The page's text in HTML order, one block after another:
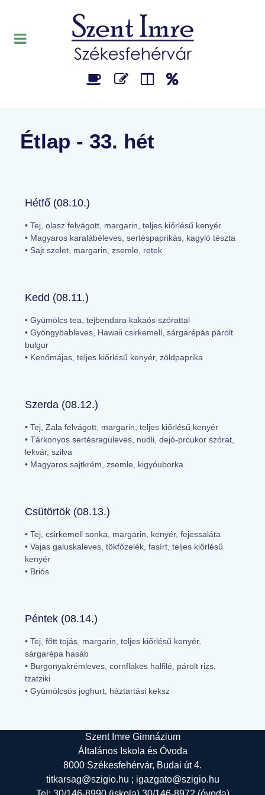
Étlap - 33. hét
Hétfő (08.10.)
• Tej, olasz felvágott, margarin, teljes kiőrlésű kenyér
• Magyaros karalábéleves, sertéspaprikás, kagyló tészta
• Sajt szelet, margarin, zsemle, retek
Kedd (08.11.)
• Gyümölcs tea, tejbendara kakaós szórattal
• Gyöngybableves, Hawaii csirkemell, sárgarépás párolt
bulgur
• Kenőmájas, teljes kiőrlésű kenyér, zöldpaprika
Szerda (08.12.)
• Tej, Zala felvágott, margarin, teljes kiőrlésű kenyér
• Tárkonyos sertésraguleves, nudli, dejó-prcukor szórat,
lekvár, szilva
• Magyaros sajtkrém, zsemle, kigyóuborka
Csütörtök (08.13.)
• Tej, csirkemell sonka, margarin, kenyér, fejessaláta
• Vajas galuskaleves, tökfőzelék, fasírt, teljes kiőrlésű
kenyér
• Briós
Péntek (08.14.)
• Tej, főtt tojás, margarin, teljes kiőrlésű kenyér,
sárgarépa hasáb
• Burgonyakrémleves, cornflakes halfilé, párolt rizs,
tzatziki
• Gyümölcsös joghurt, háztartási keksz
Szent Imre Gimnázium
Általános Iskola és Óvoda
8000 Székesfehérvár, Budai út 4.
titkarsag@szigio.hu ; igazgato@szigio.hu